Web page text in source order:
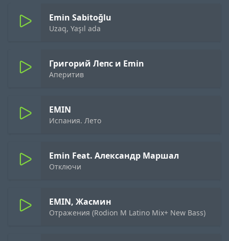
Emin Sabitoğlu
Uzaq, Yaşıl ada
Григорий Лепс и Emin
Аперитив
EMIN
Испания. Лето
Emin Feat. Александр Маршал
Отключи
EMIN, Жасмин
Отражения (Rodion M Latino Mix+ New Bass)